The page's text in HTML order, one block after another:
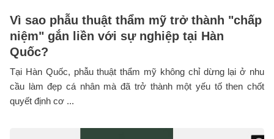
Vì sao phẫu thuật thẩm mỹ trở thành "chấp
niệm" gắn liền với sự nghiệp tại Hàn
Quốc?
Tại Hàn Quốc, phẫu thuật thẩm mỹ không chỉ dừng lại ở nhu
cầu làm đẹp cá nhân mà đã trở thành một yếu tố then chốt
quyết định cơ ...